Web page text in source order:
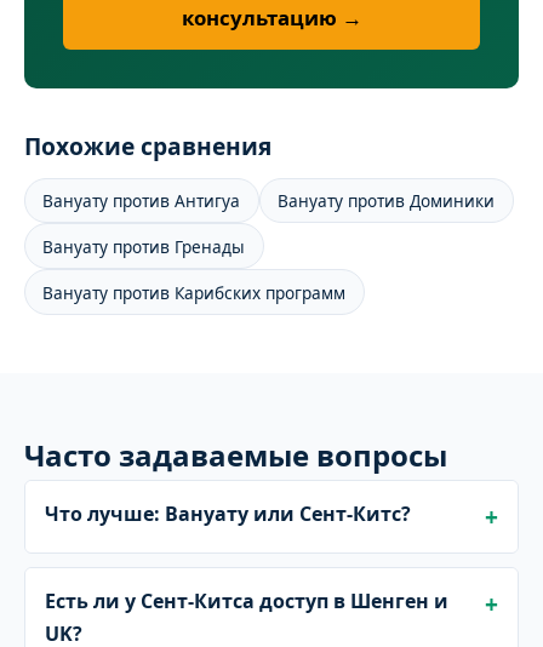
консультацию →
Похожие сравнения
Вануату против Антигуа
Вануату против Доминики
Вануату против Гренады
Вануату против Карибских программ
Часто задаваемые вопросы
Что лучше: Вануату или Сент-Китс?
Есть ли у Сент-Китса доступ в Шенген и
UK?